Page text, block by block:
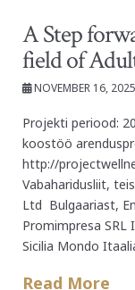
A Step
field of
NOVEMBER 16, 2025
Projekti periood:
koostöö
http://
Vabaharidusliit,
Ltd Bulgaariast,
Promimpresa
Sicilia Mondo
Read More